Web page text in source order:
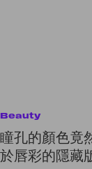
Beauty
瞳孔的顏色竟
於唇彩的隱藏